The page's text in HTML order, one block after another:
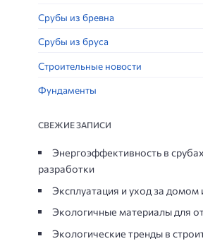
Срубы из бревна
Срубы из бруса
Строительные новости
Фундаменты
СВЕЖИЕ ЗАПИСИ
Энергоэффективность в
разработки
Эксплуатация и уход за домом
Экологичные материалы для
Экологические тренды в